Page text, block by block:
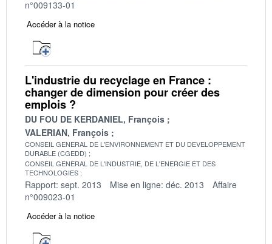
n°009133-01
Accéder à la notice
L'industrie du recyclage en France :
changer de dimension pour créer des
emplois ?
DU FOU DE KERDANIEL, François
VALERIAN, François
CONSEIL GENERAL DE L'ENVIRONNEMENT ET DU DEVELOPPEMENT
DURABLE (CGEDD)
CONSEIL GENERAL DE L'INDUSTRIE, DE L'ENERGIE ET DES
TECHNOLOGIES
Rapport: sept. 2013 Mise en ligne: déc. 2013
Affaire
n°009023-01
Accéder à la notice